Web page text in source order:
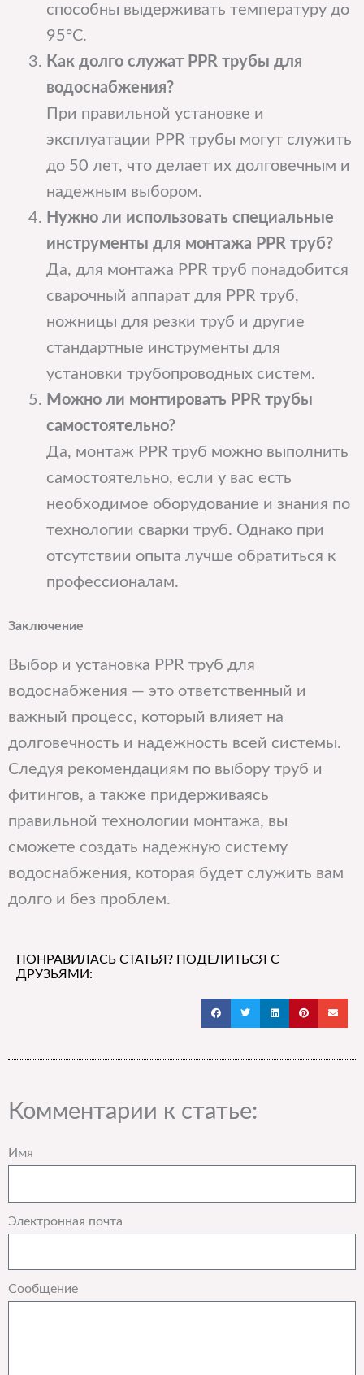
способны выдерживать температуру до
95°C.
Как долго служат PPR трубы для
водоснабжения?
При правильной установке и
эксплуатации PPR трубы могут служить
до 50 лет, что делает их долговечным и
надежным выбором.
Нужно ли использовать специальные
инструменты для монтажа PPR труб?
Да, для монтажа PPR труб понадобится
сварочный аппарат для PPR труб,
ножницы для резки труб и другие
стандартные инструменты для
установки трубопроводных систем.
Можно ли монтировать PPR трубы
самостоятельно?
Да, монтаж PPR труб можно выполнить
самостоятельно, если у вас есть
необходимое оборудование и знания по
технологии сварки труб. Однако при
отсутствии опыта лучше обратиться к
профессионалам.
Заключение
Выбор и установка PPR труб для
водоснабжения — это ответственный и
важный процесс, который влияет на
долговечность и надежность всей системы.
Следуя рекомендациям по выбору труб и
фитингов, а также придерживаясь
правильной технологии монтажа, вы
сможете создать надежную систему
водоснабжения, которая будет служить вам
долго и без проблем.
ПОНРАВИЛАСЬ СТАТЬЯ? ПОДЕЛИТЬСЯ С
ДРУЗЬЯМИ:
Комментарии к статье:
Имя
Электронная почта
Сообщение